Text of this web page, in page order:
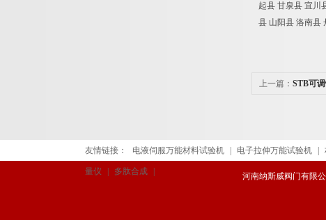
起县 甘泉县 宜川
县 山阳县 洛南县
上一篇： STB可
友情链接： 电液伺服万能材料试验机 电子拉伸万能试验机
量仪 多肽合成
河南纳斯威阀门有限